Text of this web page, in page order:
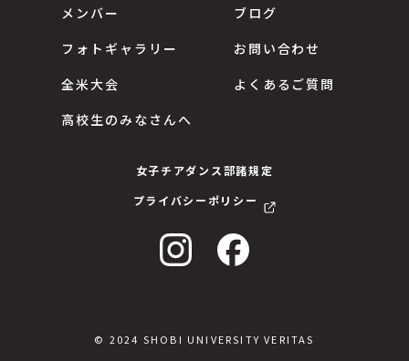
メンバー
ブログ
フォトギャラリー
お問い合わせ
全米大会
よくあるご質問
高校生のみなさんへ
女子チアダンス部諸規定
プライバシーポリシー
© 2024 SHOBI UNIVERSITY VERITAS